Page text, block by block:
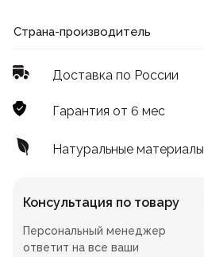
Страна-производитель
Доставка по России
Гарантия от 6 мес
Натуральные материалы
Консультация по товару
Персональный менеджер
ответит на все ваши
Лофт
Квадратные
Для гостиниц
Для летнего кафе
Лофт